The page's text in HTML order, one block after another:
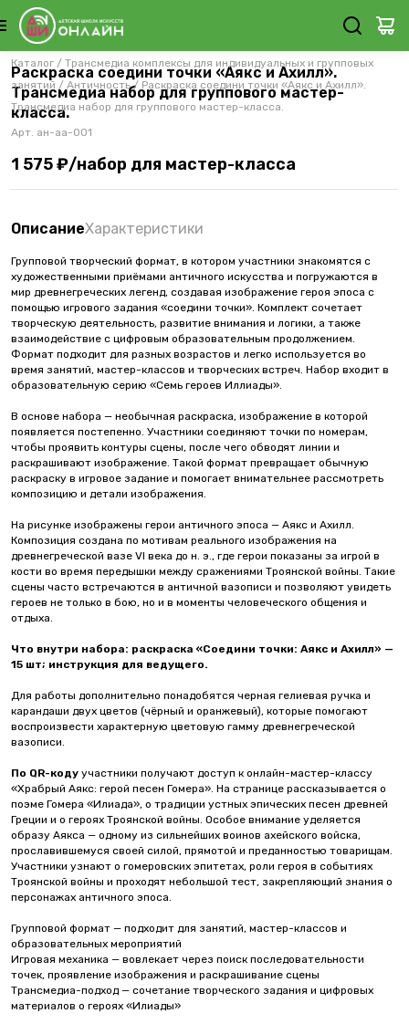
Каталог / Трансмедиа комплексы для индивидуальных и групповых
занятий / Античность / Раскраска соедини точки «Аякс и Ахилл».
Трансмедиа набор для группового мастер-класса.
Раскраска соедини точки «Аякс и Ахилл».
Трансмедиа набор для группового мастер-
класса.
Арт. ан-аа-001
1 575 ₽/набор для мастер-класса
ОписаниеХарактеристики
Групповой творческий формат, в котором участники знакомятся с
художественными приёмами античного искусства и погружаются в
мир древнегреческих легенд, создавая изображение героя эпоса с
помощью игрового задания «соедини точки». Комплект сочетает
творческую деятельность, развитие внимания и логики, а также
взаимодействие с цифровым образовательным продолжением.
Формат подходит для разных возрастов и легко используется во
время занятий, мастер-классов и творческих встреч. Набор входит в
образовательную серию «Семь героев Иллиады».
В основе набора — необычная раскраска, изображение в которой
появляется постепенно. Участники соединяют точки по номерам,
чтобы проявить контуры сцены, после чего обводят линии и
раскрашивают изображение. Такой формат превращает обычную
раскраску в игровое задание и помогает внимательнее рассмотреть
композицию и детали изображения.
На рисунке изображены герои античного эпоса — Аякс и Ахилл.
Композиция создана по мотивам реального изображения на
древнегреческой вазе VI века до н. э., где герои показаны за игрой в
кости во время передышки между сражениями Троянской войны. Такие
сцены часто встречаются в античной вазописи и позволяют увидеть
героев не только в бою, но и в моменты человеческого общения и
отдыха.
Что внутри набора: раскраска «Соедини точки: Аякс и Ахилл» —
15 шт; инструкция для ведущего.
Для работы дополнительно понадобятся черная гелиевая ручка и
карандаши двух цветов (чёрный и оранжевый), которые помогают
воспроизвести характерную цветовую гамму древнегреческой
вазописи.
По QR-коду участники получают доступ к онлайн-мастер-классу
«Храбрый Аякс: герой песен Гомера». На странице рассказывается о
поэме Гомера «Илиада», о традиции устных эпических песен древней
Греции и о героях Троянской войны. Особое внимание уделяется
образу Аякса — одному из сильнейших воинов ахейского войска,
прославившемуся своей силой, прямотой и преданностью товарищам.
Участники узнают о гомеровских эпитетах, роли героя в событиях
Троянской войны и проходят небольшой тест, закрепляющий знания о
персонажах античного эпоса.
Групповой формат — подходит для занятий, мастер-классов и
образовательных мероприятий
Игровая механика — вовлекает через поиск последовательности
точек, проявление изображения и раскрашивание сцены
Трансмедиа-подход — сочетание творческого задания и цифровых
материалов о героях «Илиады»